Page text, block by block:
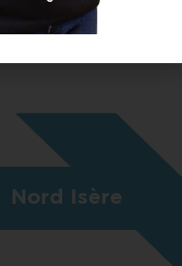
Nord Isère